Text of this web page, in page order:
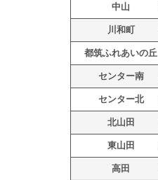
中山
川和町
都筑ふれあいの丘
センター南
センター北
北山田
東山田
高田